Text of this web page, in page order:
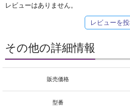
レビューはありません。
レビューを
その他の詳細情報
販売価格
型番